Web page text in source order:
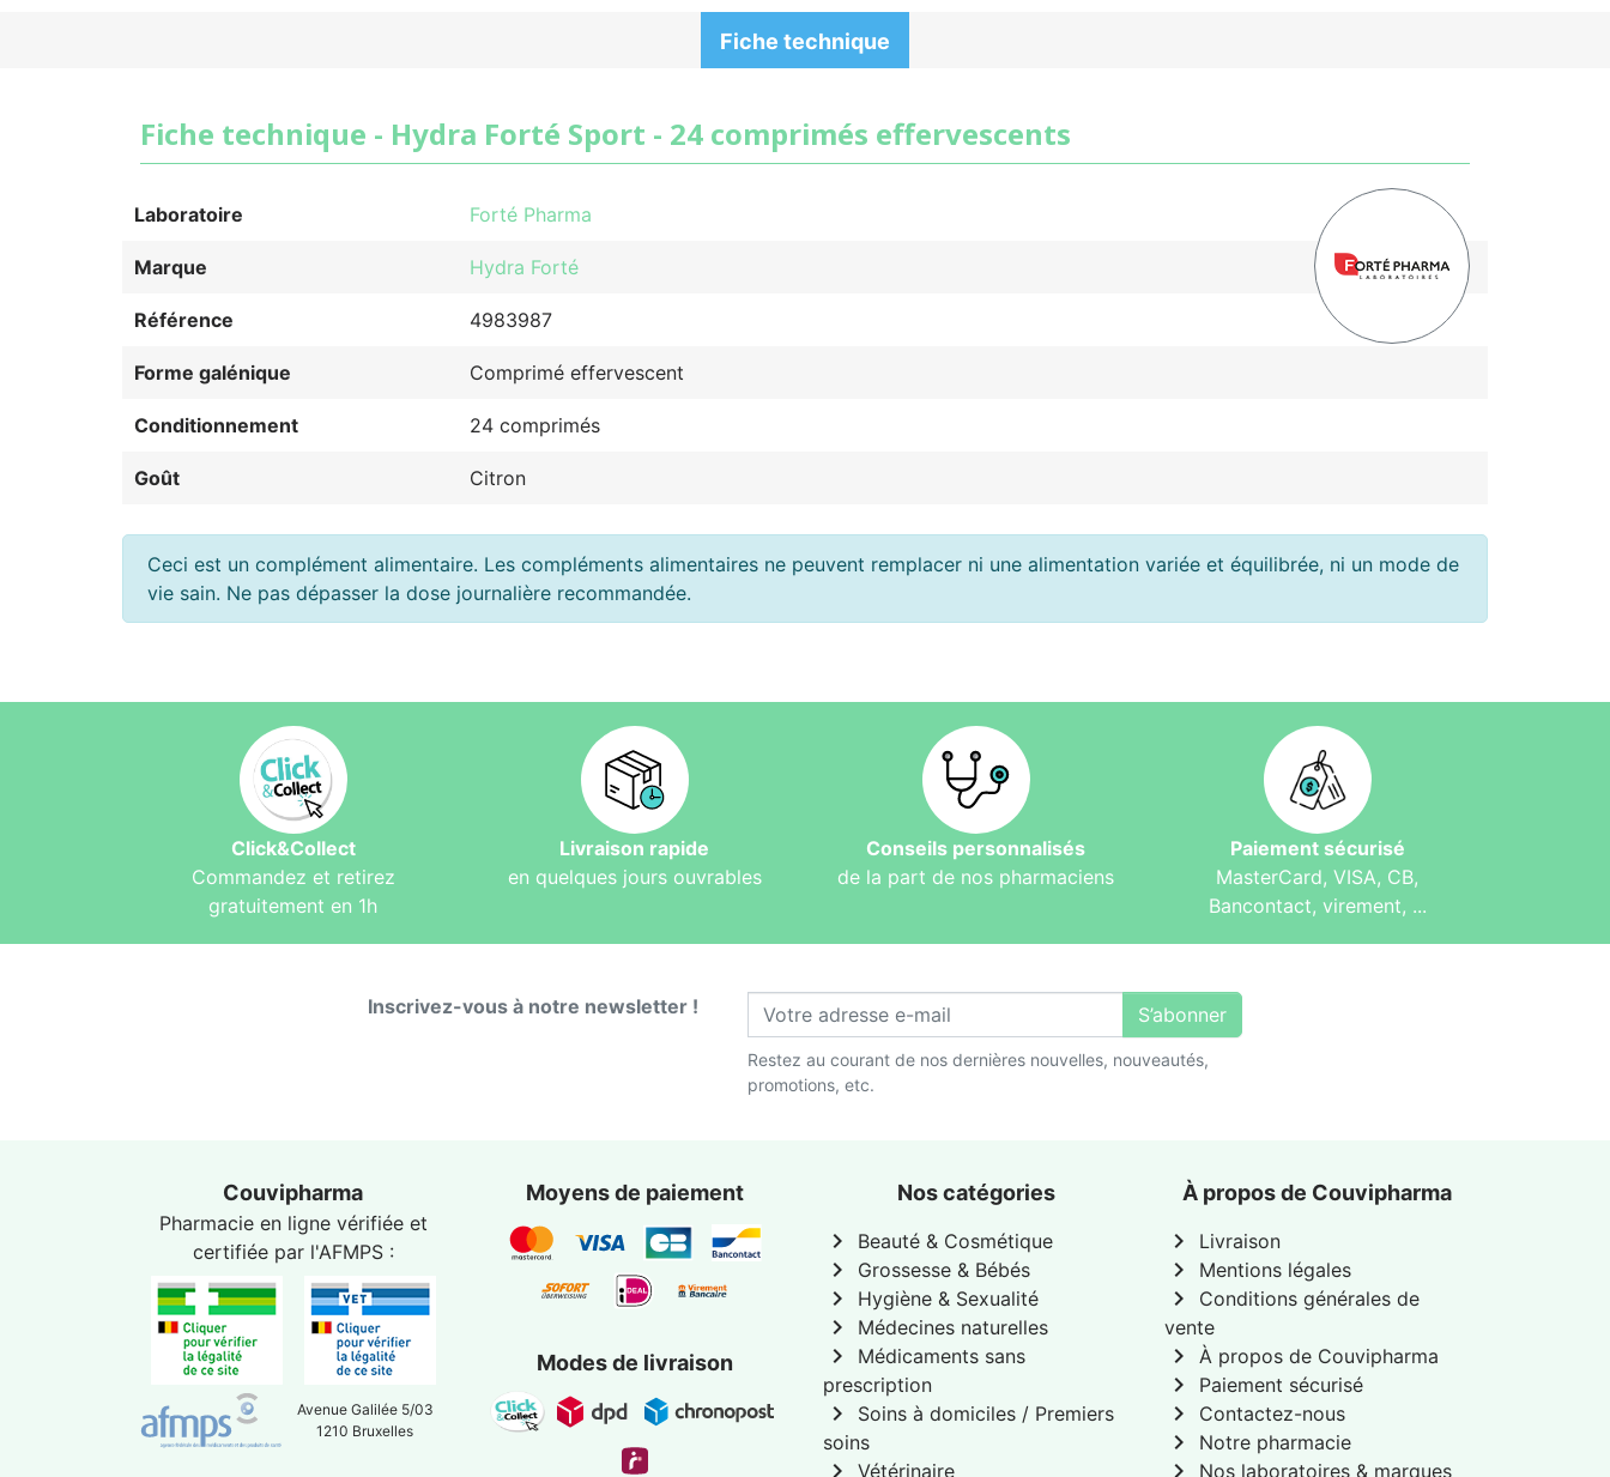
Fiche technique
Fiche technique - Hydra Forté Sport - 24 comprimés effervescents
Laboratoire Forté Pharma
Marque Hydra Forté
Référence 4983987
Forme galénique Comprimé effervescent
Conditionnement 24 comprimés
Goût Citron
Ceci est un complément alimentaire. Les compléments alimentaires ne peuvent remplacer ni une alimentation variée et équilibrée, ni un mode de
vie sain. Ne pas dépasser la dose journalière recommandée.
Click&Collect
Commandez et retirez
gratuitement en 1h
Livraison rapide
en quelques jours ouvrables
Conseils personnalisés
de la part de nos pharmaciens
Paiement sécurisé
MasterCard, VISA, CB,
Bancontact, virement, ...
Inscrivez-vous à notre newsletter ! S’abonner
Restez au courant de nos dernières nouvelles, nouveautés,
promotions, etc.
Couvipharma
Pharmacie en ligne vérifiée et
certifiée par l'AFMPS:
Avenue Galilée 5/03
1210 Bruxelles
Moyens de paiement
Modes de livraison
Nos catégories
chevron_right Beauté & Cosmétique
chevron_right Grossesse & Bébés
chevron_right Hygiène & Sexualité
chevron_right Médecines naturelles
chevron_right
Médicaments sans
prescription
chevron_right
Soins à domiciles / Premiers
soins
chevron_right Vétérinaire
À propos de Couvipharma
chevron_right Livraison
chevron_right Mentions légales
chevron_right
Conditions générales de
vente
chevron_right À propos de Couvipharma
chevron_right Paiement sécurisé
chevron_right Contactez-nous
chevron_right Notre pharmacie
chevron_right Nos laboratoires & marques